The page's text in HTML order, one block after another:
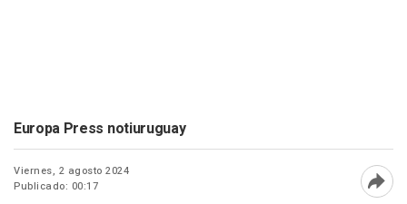
Europa Press notiuruguay
Viernes, 2 agosto 2024
Publicado: 00:17